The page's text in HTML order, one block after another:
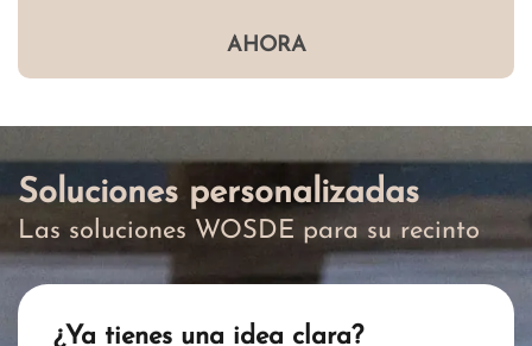
AHORA
Soluciones personalizadas
Las soluciones WOSDE para su recinto
¿Ya tienes una idea clara?